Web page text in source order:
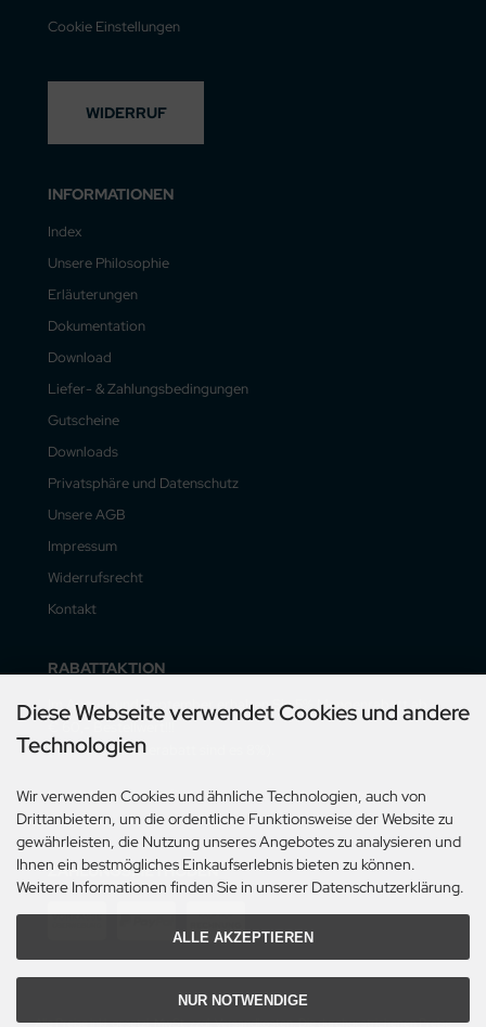
Cookie Einstellungen
WIDERRUF
INFORMATIONEN
Index
Unsere Philosophie
Erläuterungen
Dokumentation
Download
Liefer- & Zahlungsbedingungen
Gutscheine
Downloads
Privatsphäre und Datenschutz
Unsere AGB
Impressum
Widerrufsrecht
Kontakt
RABATTAKTION
Im August und September erhalten Sie 5% Mengenrabatt ab
€ 60,- Bestellwert!!!
(mit Vorauskasserabatt sind es 8%).
Der Rabatt gilt nur für Lieferungen innerhalb Deutschlands.
ZAHLUNGSMETHODEN
Alle Preise inkl. gesetzl. MwSt. zzgl.Versandkosten. Die durchgestrichenen Preise
Diese Webseite verwendet Cookies und andere
Technologien
Wir verwenden Cookies und ähnliche Technologien, auch von
Drittanbietern, um die ordentliche Funktionsweise der Website zu
gewährleisten, die Nutzung unseres Angebotes zu analysieren und
Ihnen ein bestmögliches Einkaufserlebnis bieten zu können.
Weitere Informationen finden Sie in unserer Datenschutzerklärung.
ALLE AKZEPTIEREN
NUR NOTWENDIGE